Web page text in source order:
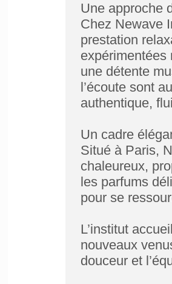
Une approche
Chez Newave
prestation
expérimentées
une détente
l’écoute sont
authentique,
Un cadre
Situé à Paris,
chaleureux,
les parfums
pour se
L’institut
nouveaux
douceur et